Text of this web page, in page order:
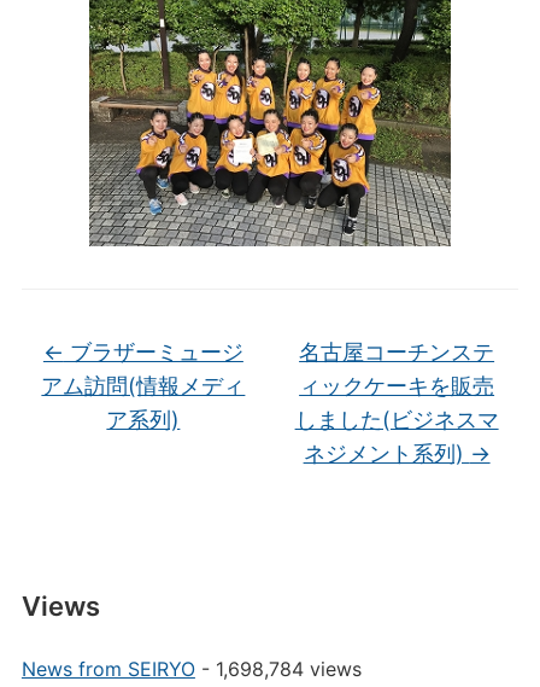
← ブラザーミュージ
アム訪問(情報メディ
ア系列)
名古屋コーチンステ
ィックケーキを販売
しました(ビジネスマ
ネジメント系列) →
Views
News from SEIRYO- 1,698,784 views